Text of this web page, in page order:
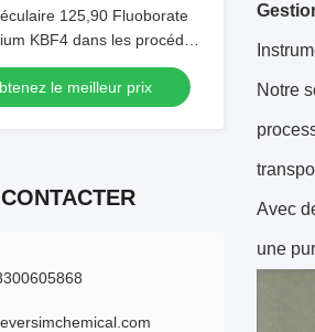
125,90 Fluoborate
KBF4 dans les procédés
le meilleur prix
Notre
Avec
une